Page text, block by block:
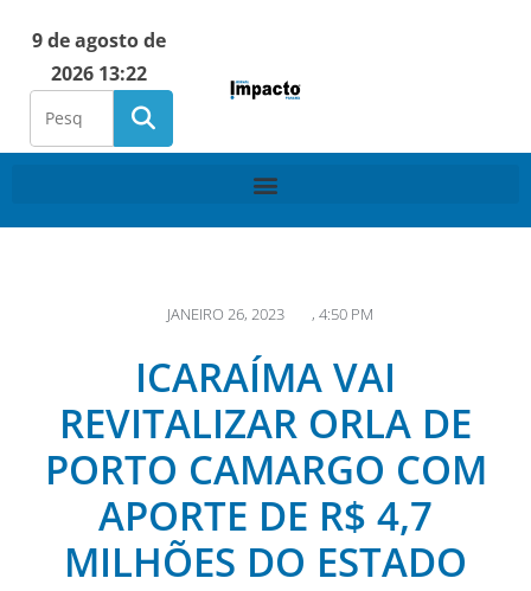
9 de agosto de
2026 13:22
JANEIRO 26, 2023 , 4:50 PM
ICARAÍMA VAI
REVITALIZAR ORLA DE
PORTO CAMARGO COM
APORTE DE R$ 4,7
MILHÕES DO ESTADO